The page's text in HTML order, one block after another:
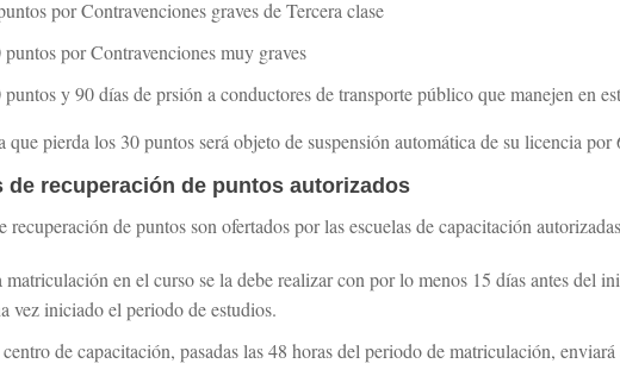
por Contravenciones graves de Tercera clase
puntos por Contravenciones muy graves
puntos y 90 días de prsión a conductores de transporte público que manejen en
que pierda los 30 puntos será objeto de suspensión automática de su licencia por
de recuperación de puntos autorizados
recuperación de puntos son ofertados por las escuelas de capacitación
matriculación en el curso se la debe realizar con por lo menos 15 días antes del
vez iniciado el periodo de estudios.
de capacitación, pasadas las 48 horas del periodo de matriculación,